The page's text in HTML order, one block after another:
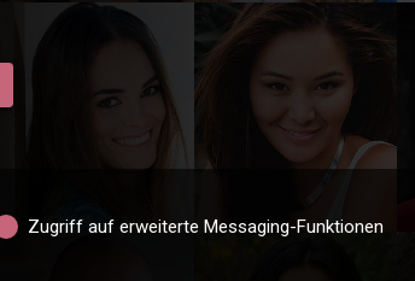
Zugriff auf erweiterte Messaging-Funktionen